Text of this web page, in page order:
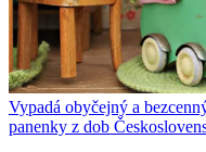
Vypadá obyčejný a
panenky z dob